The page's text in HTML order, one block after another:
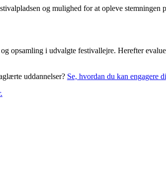
og mulighed for at opleve stemningen
og opsamling i udvalgte festivallejre. Herefter
uddannelser? Se, hvordan du kan engagere